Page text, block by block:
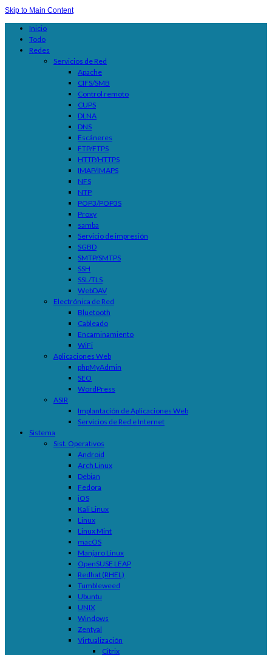
Skip to Main Content
Inicio
Todo
Redes
Servicios de Red
Apache
CIFS/SMB
Control remoto
CUPS
DLNA
DNS
Escáneres
FTP/FTPS
HTTP/HTTPS
IMAP/IMAPS
NFS
NTP
POP3/POP3S
Proxy
samba
Servicio de impresión
SGBD
SMTP/SMTPS
SSH
SSL/TLS
WebDAV
Electrónica de Red
Bluetooth
Cableado
Encaminamiento
WiFi
Aplicaciones Web
phpMyAdmin
SEO
WordPress
ASIR
Implantación de Aplicaciones Web
Servicios de Red e Internet
Sistema
Sist. Operativos
Android
Arch Linux
Debian
Fedora
iOS
Kali Linux
Linux
Linux Mint
macOS
Manjaro Linux
OpenSUSE LEAP
Redhat (RHEL)
Tumbleweed
Ubuntu
UNIX
Windows
Zentyal
Virtualización
Citrix